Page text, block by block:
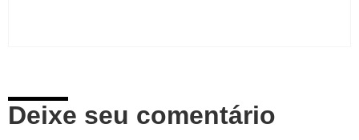
Deixe seu comentário